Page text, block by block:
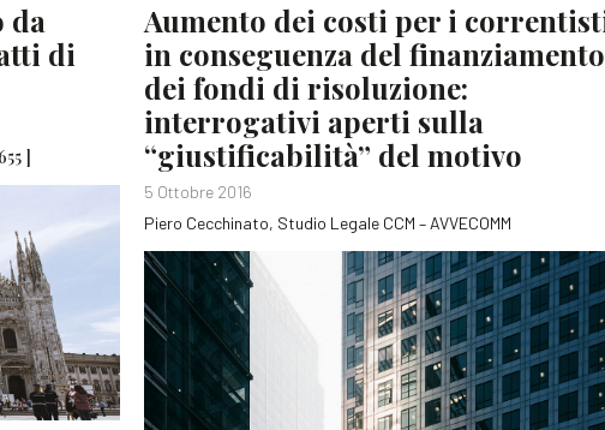
da
di
]
Aumento dei costi per i
in conseguenza del finanziamento
dei fondi di risoluzione:
interrogativi aperti sulla
“giustificabilità” del motivo
5 Ottobre 2016
Piero Cecchinato, Studio Legale CCM – AVVECOMM